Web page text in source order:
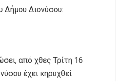
Δήμου Διονύσου:
από χθες Τρίτη 16
έχει κηρυχθεί